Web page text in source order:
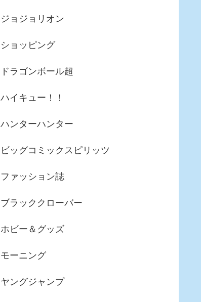
ジョジョリオン
ショッピング
ドラゴンボール超
ハイキュー！！
ハンターハンター
ビッグコミックスピリッツ
ファッション誌
ブラッククローバー
ホビー＆グッズ
モーニング
ヤングジャンプ